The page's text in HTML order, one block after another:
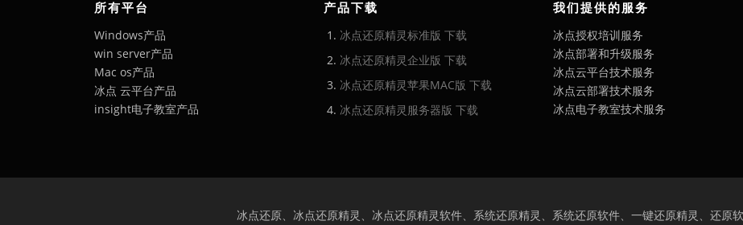
所有平台
Windows产品
win server产品
Mac os产品
冰点 云平台产品
insight电子教室产品
产品下载
冰点还原精灵标准版 下载
冰点还原精灵企业版 下载
冰点还原精灵苹果MAC版 下载
冰点还原精灵服务器版 下载
我们提供的服务
冰点授权培训服务
冰点部署和升级服务
冰点云平台技术服务
冰点云部署技术服务
冰点电子教室技术服务
冰点还原、冰点还原精灵、冰点还原精灵软件、系统还原精灵、系统还原软件、一键还原精灵、还原